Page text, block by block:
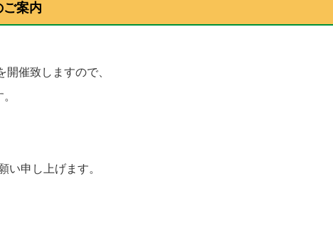
案内
催致しますので、
い申し上げます。